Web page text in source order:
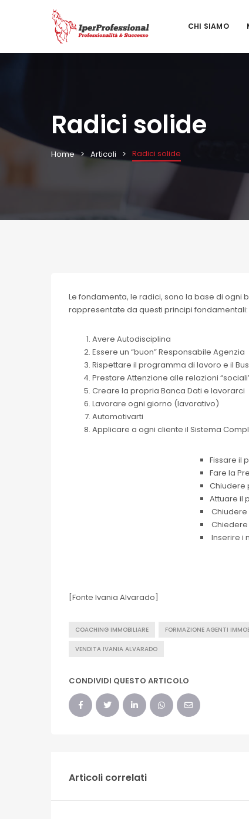
CHI SIAMO
Radici solide
Home Articoli Radici solide
Le fondamenta, le radici, sono la base di ogni
rappresentate da questi principi fondamentali:
Avere Autodisciplina
Essere un “buon” Responsabile Agenzia
Rispettare il programma di lavoro e il
Prestare Attenzione alle relazioni
Creare la propria Banca Dati e lavorarci
Lavorare ogni giorno (lavorativo)
Automotivarti
Applicare a ogni cliente il Sistema
Fissare il
Fare la
Chiudere
Attuare il
Inserire i
[Fonte Ivania Alvarado]
COACHING IMMOBILIARE FORMAZIONE AGENTI
VENDITA IVANIA ALVARADO
CONDIVIDI QUESTO ARTICOLO
Articoli correlati